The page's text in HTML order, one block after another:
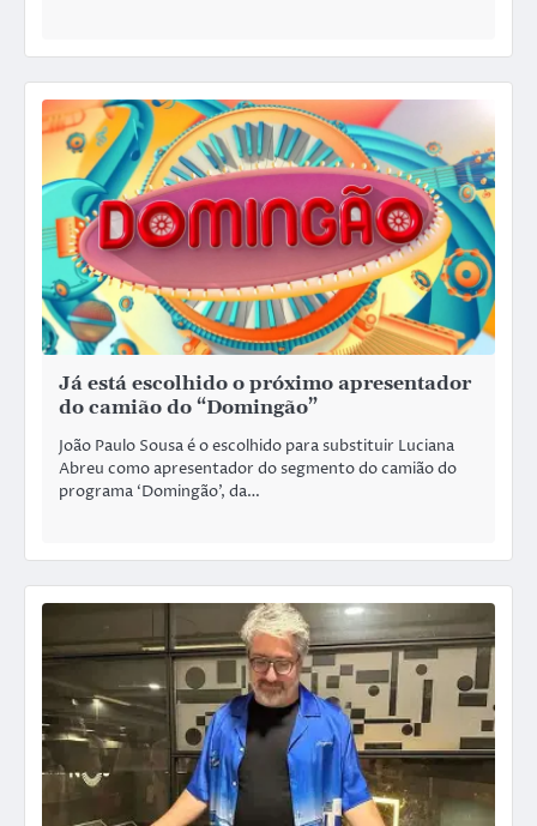
Já está escolhido o próximo apresentador
do camião do “Domingão”
João Paulo Sousa é o escolhido para substituir Luciana
Abreu como apresentador do segmento do camião do
programa ‘Domingão’, da…